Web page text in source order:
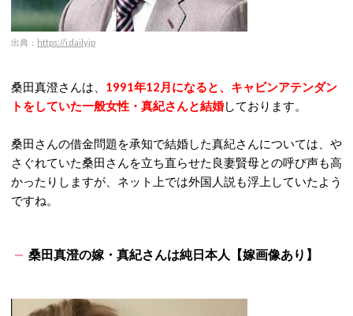
出典： https://i.daily.jp
桑田真澄さんは、 1991年12月になると、キャビンアテンダン
トをしていた一般女性・真紀さんと結婚しております。
桑田さんの借金問題を承知で結婚した真紀さんについては、や
さぐれていた桑田さんを立ち直らせた良妻賢母との呼び声も高
かったりしますが、ネット上では外国人説も浮上していたよう
ですね。
桑田真澄の嫁・真紀さんは純日本人【嫁画像あり】